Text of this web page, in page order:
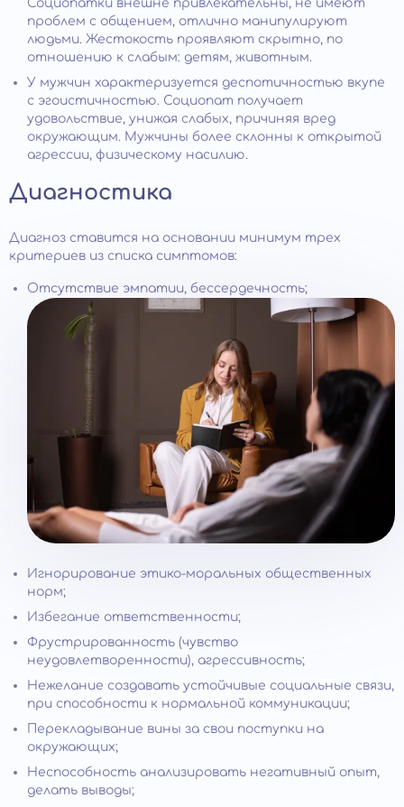
Социопатки внешне привлекательны, не имеют
проблем с общением, отлично манипулируют
людьми. Жестокость проявляют скрытно, по
отношению к слабым: детям, животным.
У мужчин характеризуется деспотичностью вкупе
с эгоистичностью. Социопат получает
удовольствие, унижая слабых, причиняя вред
окружающим. Мужчины более склонны к открытой
агрессии, физическому насилию.
Диагностика
Диагноз ставится на основании минимум трех
критериев из списка симптомов:
Отсутствие эмпатии, бессердечность;
Игнорирование этико-моральных общественных
норм;
Избегание ответственности;
Фрустрированность (чувство
неудовлетворенности), агрессивность;
Нежелание создавать устойчивые социальные связи,
при способности к нормальной коммуникации;
Перекладывание вины за свои поступки на
окружающих;
Неспособность анализировать негативный опыт,
делать выводы;